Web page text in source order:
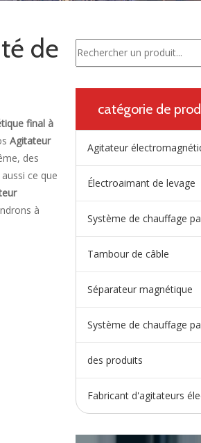
de
final à
Agitateur
des
ce que
à
catégorie de
Agitateur
Électroaimant de levage
Tambour de câble
Séparateur magnétique
Système de chauffage
des produits